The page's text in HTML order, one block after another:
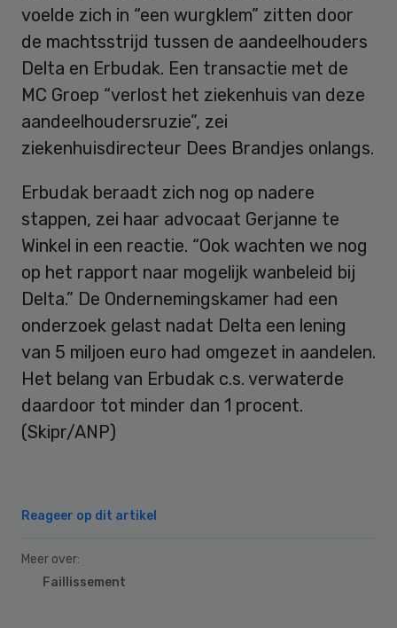
voelde zich in “een wurgklem” zitten door
de machtsstrijd tussen de aandeelhouders
Delta en Erbudak. Een transactie met de
MC Groep “verlost het ziekenhuis van deze
aandeelhoudersruzie”, zei
ziekenhuisdirecteur Dees Brandjes onlangs.
Erbudak beraadt zich nog op nadere
stappen, zei haar advocaat Gerjanne te
Winkel in een reactie. “Ook wachten we nog
op het rapport naar mogelijk wanbeleid bij
Delta.” De Ondernemingskamer had een
onderzoek gelast nadat Delta een lening
van 5 miljoen euro had omgezet in aandelen.
Het belang van Erbudak c.s. verwaterde
daardoor tot minder dan 1 procent.
(Skipr/ANP)
Reageer op dit artikel
Meer over:
Faillissement